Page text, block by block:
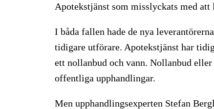
Apotekstjänst som misslyckats med
I båda fallen hade de nya
tidigare utförare. Apotekstjänst har
ett nollanbud och vann. Nollanbud
offentliga upphandlingar.
Men upphandlingsexperten Stefan